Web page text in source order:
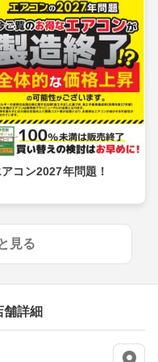
アコン2027年問題！
見る
舗詳細